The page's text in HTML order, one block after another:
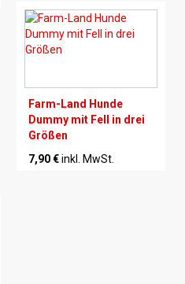
Farm-Land Hunde
Dummy mit Fell in drei
Größen
7,90 €inkl. MwSt.